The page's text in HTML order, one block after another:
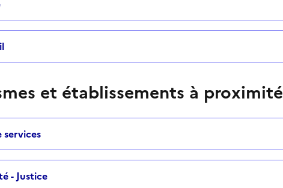
et établissements à proximité
services
- Justice